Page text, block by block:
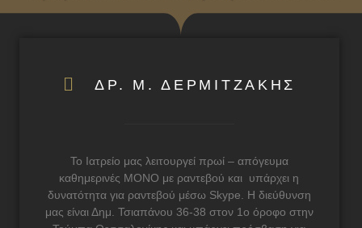
ΔΡ. Μ. ΔΕΡΜΙΤΖΑΚΗΣ
Το Ιατρείο μας λειτουργεί πρωί – απόγευμα
καθημερινές ΜΟΝΟ με ραντεβού και υπάρχει η
δυνατότητα για ραντεβού μέσω Skype. Η διεύθυνση
μας είναι Δημ. Τσιαπάνου 36-38 στον 1ο όροφο στην